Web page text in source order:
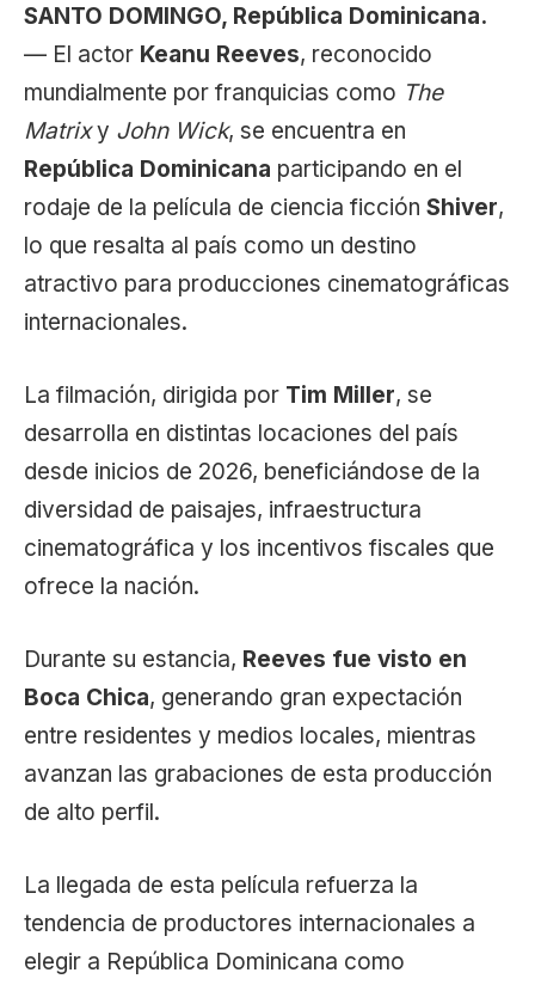
SANTO DOMINGO, República Dominicana.
— El actor Keanu Reeves, reconocido
mundialmente por franquicias como The
Matrixy John Wick, se encuentra en
República Dominicana participando en el
rodaje de la película de ciencia ficción Shiver,
lo que resalta al país como un destino
atractivo para producciones cinematográficas
internacionales.
La filmación, dirigida por Tim Miller, se
desarrolla en distintas locaciones del país
desde inicios de 2026, beneficiándose de la
diversidad de paisajes, infraestructura
cinematográfica y los incentivos fiscales que
ofrece la nación.
Durante su estancia, Reeves fue visto en
Boca Chica, generando gran expectación
entre residentes y medios locales, mientras
avanzan las grabaciones de esta producción
de alto perfil.
La llegada de esta película refuerza la
tendencia de productores internacionales a
elegir a República Dominicana como